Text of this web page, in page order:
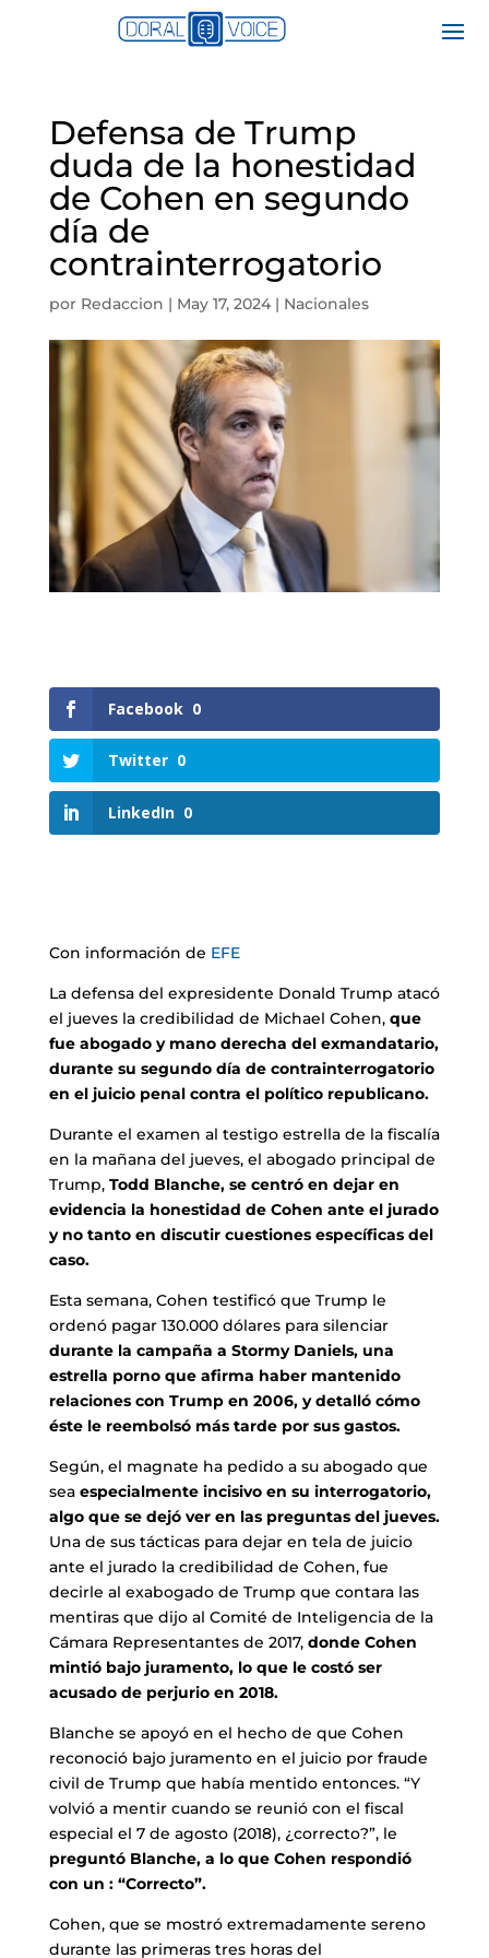
Defensa de Trump
duda de la honestidad
de Cohen en segundo
día de
contrainterrogatorio
por Redaccion | May 17, 2024| Nacionales
Facebook 0
Twitter 0
LinkedIn 0
Con información de EFE
La defensa del expresidente Donald Trump atacó
el jueves la credibilidad de Michael Cohen, que
fue abogado y mano derecha del exmandatario,
durante su segundo día de contrainterrogatorio
en el juicio penal contra el político republicano.
Durante el examen al testigo estrella de la fiscalía
en la mañana del jueves, el abogado principal de
Trump, Todd Blanche, se centró en dejar en
evidencia la honestidad de Cohen ante el jurado
y no tanto en discutir cuestiones específicas del
caso.
Esta semana, Cohen testificó que Trump le
ordenó pagar 130.000 dólares para silenciar
durante la campaña a Stormy Daniels, una
estrella porno que afirma haber mantenido
relaciones con Trump en 2006, y detalló cómo
éste le reembolsó más tarde por sus gastos.
Según, el magnate ha pedido a su abogado que
sea especialmente incisivo en su interrogatorio,
algo que se dejó ver en las preguntas del jueves.
Una de sus tácticas para dejar en tela de juicio
ante el jurado la credibilidad de Cohen, fue
decirle al exabogado de Trump que contara las
mentiras que dijo al Comité de Inteligencia de la
Cámara Representantes de 2017, donde Cohen
mintió bajo juramento, lo que le costó ser
acusado de perjurio en 2018.
Blanche se apoyó en el hecho de que Cohen
reconoció bajo juramento en el juicio por fraude
civil de Trump que había mentido entonces. “Y
volvió a mentir cuando se reunió con el fiscal
especial el 7 de agosto (2018), ¿correcto?”, le
preguntó Blanche, a lo que Cohen respondió
con un : “Correcto”.
Cohen, que se mostró extremadamente sereno
durante las primeras tres horas del